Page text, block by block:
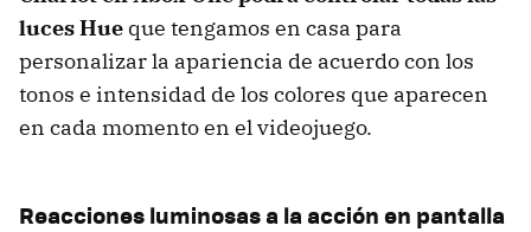
luces Hue que tengamos en casa para
personalizar la apariencia de acuerdo con los
tonos e intensidad de los colores que aparecen
en cada momento en el videojuego.
Reacciones luminosas a la acción en pantalla